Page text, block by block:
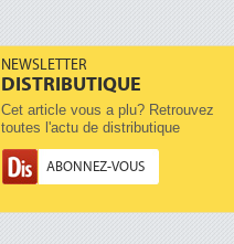
NEWSLETTER
DISTRIBUTIQUE
Cet article vous a plu? Retrouvez
toutes l'actu de distributique
ABONNEZ-VOUS